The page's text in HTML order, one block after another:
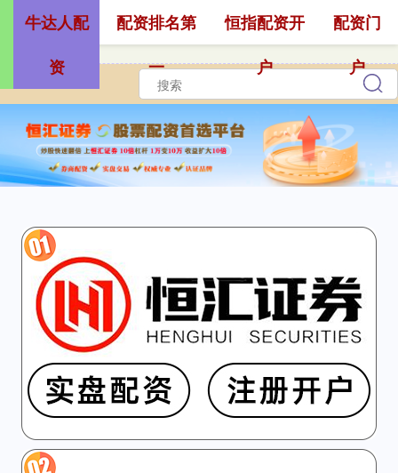
牛达人配
资
配资排名第
一
恒指配资开
户
配资门
户